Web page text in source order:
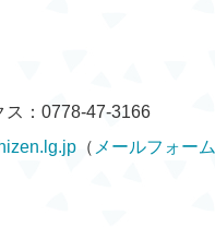
：0778-47-3166
（ メールフォーム